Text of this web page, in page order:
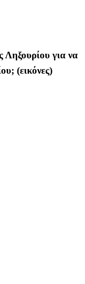
Ληξουρίου για να
(εικόνες)